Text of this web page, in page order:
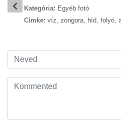
Kategória: Egyéb fotó
Címke: víz, zongora, híd, folyó,